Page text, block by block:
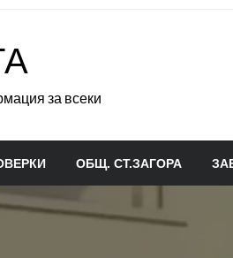
за всеки
ОБЩ. СТ.ЗАГОРА